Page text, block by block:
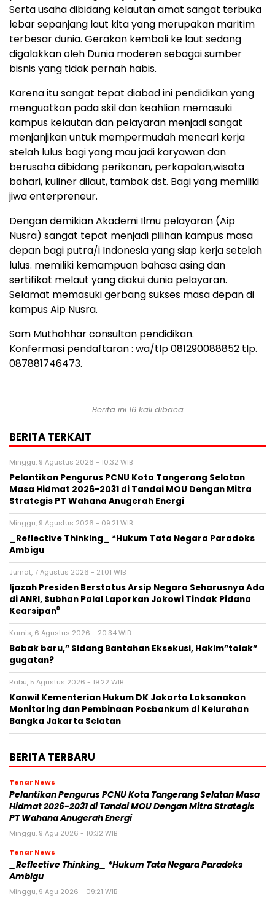
Serta usaha dibidang kelautan amat sangat terbuka
lebar sepanjang laut kita yang merupakan maritim
terbesar dunia. Gerakan kembali ke laut sedang
digalakkan oleh Dunia moderen sebagai sumber
bisnis yang tidak pernah habis.
Karena itu sangat tepat diabad ini pendidikan yang
menguatkan pada skil dan keahlian memasuki
kampus kelautan dan pelayaran menjadi sangat
menjanjikan untuk mempermudah mencari kerja
stelah lulus bagi yang mau jadi karyawan dan
berusaha dibidang perikanan, perkapalan,wisata
bahari, kuliner dilaut, tambak dst. Bagi yang memiliki
jiwa enterpreneur.
Dengan demikian Akademi Ilmu pelayaran (Aip
Nusra) sangat tepat menjadi pilihan kampus masa
depan bagi putra/i Indonesia yang siap kerja setelah
lulus. memiliki kemampuan bahasa asing dan
sertifikat melaut yang diakui dunia pelayaran.
Selamat memasuki gerbang sukses masa depan di
kampus Aip Nusra.
Sam Muthohhar consultan pendidikan.
Konfermasi pendaftaran : wa/tlp 081290088852 tlp.
087881746473.
Berita ini 16 kali dibaca
BERITA TERKAIT
Minggu, 9 Agustus 2026 - 10:32 WIB
Pelantikan Pengurus PCNU Kota Tangerang Selatan
Masa Hidmat 2026-2031 di Tandai MOU Dengan Mitra
Strategis PT Wahana Anugerah Energi
Minggu, 9 Agustus 2026 - 09:21 WIB
_Reflective Thinking_ *Hukum Tata Negara Paradoks
Ambigu
Jumat, 7 Agustus 2026 - 21:01 WIB
Ijazah Presiden Berstatus Arsip Negara Seharusnya Ada
di ANRI, Subhan Palal Laporkan Jokowi Tindak Pidana
Kearsipan⁰
Kamis, 6 Agustus 2026 - 20:34 WIB
Babak baru,” Sidang Bantahan Eksekusi, Hakim”tolak”
gugatan?
Rabu, 5 Agustus 2026 - 19:22 WIB
Kanwil Kementerian Hukum DK Jakarta Laksanakan
Monitoring dan Pembinaan Posbankum di Kelurahan
Bangka Jakarta Selatan
BERITA TERBARU
Tenar News
Pelantikan Pengurus PCNU Kota Tangerang Selatan Masa
Hidmat 2026-2031 di Tandai MOU Dengan Mitra Strategis
PT Wahana Anugerah Energi
Minggu, 9 Agu 2026 - 10:32 WIB
Tenar News
_Reflective Thinking_ *Hukum Tata Negara Paradoks
Ambigu
Minggu, 9 Agu 2026 - 09:21 WIB